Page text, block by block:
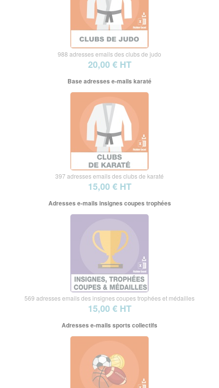
988 adresses emails des clubs de judo
20,00 € HT
Base adresses e-mails karaté
397 adresses emails des clubs de karaté
15,00 € HT
Adresses e-mails insignes coupes trophées
569 adresses emails des insignes coupes trophées et médailles
15,00 € HT
Adresses e-mails sports collectifs